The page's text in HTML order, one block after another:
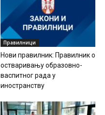
Правилници
Нови правилник: Правилник о
остваривању образовно-
васпитног рада у
иностранству